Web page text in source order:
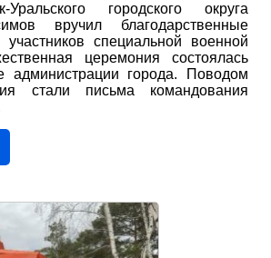
Уральского городского округа
вручил благодарственные
специальной военной
церемония состоялась
администрации города. Поводом
стали письма командования